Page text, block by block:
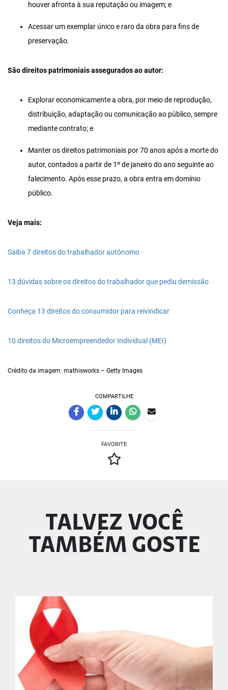
houver afronta à sua reputação ou imagem; e
Acessar um exemplar único e raro da obra para fins de
preservação.
São direitos patrimoniais assegurados ao autor:
Explorar economicamente a obra, por meio de reprodução,
distribuição, adaptação ou comunicação ao público, sempre
mediante contrato; e
Manter os direitos patrimoniais por 70 anos após a morte do
autor, contados a partir de 1º de janeiro do ano seguinte ao
falecimento. Após esse prazo, a obra entra em domínio
público.
Veja mais:
Saiba 7 direitos do trabalhador autônomo
13 dúvidas sobre os direitos do trabalhador que pediu demissão
Conheça 13 direitos do consumidor para reivindicar
10 direitos do Microempreendedor Individual (MEI)
Crédito da imagem: mathisworks – Getty Images
COMPARTILHE
FAVORITE
TALVEZ VOCÊ
TAMBÉM GOSTE